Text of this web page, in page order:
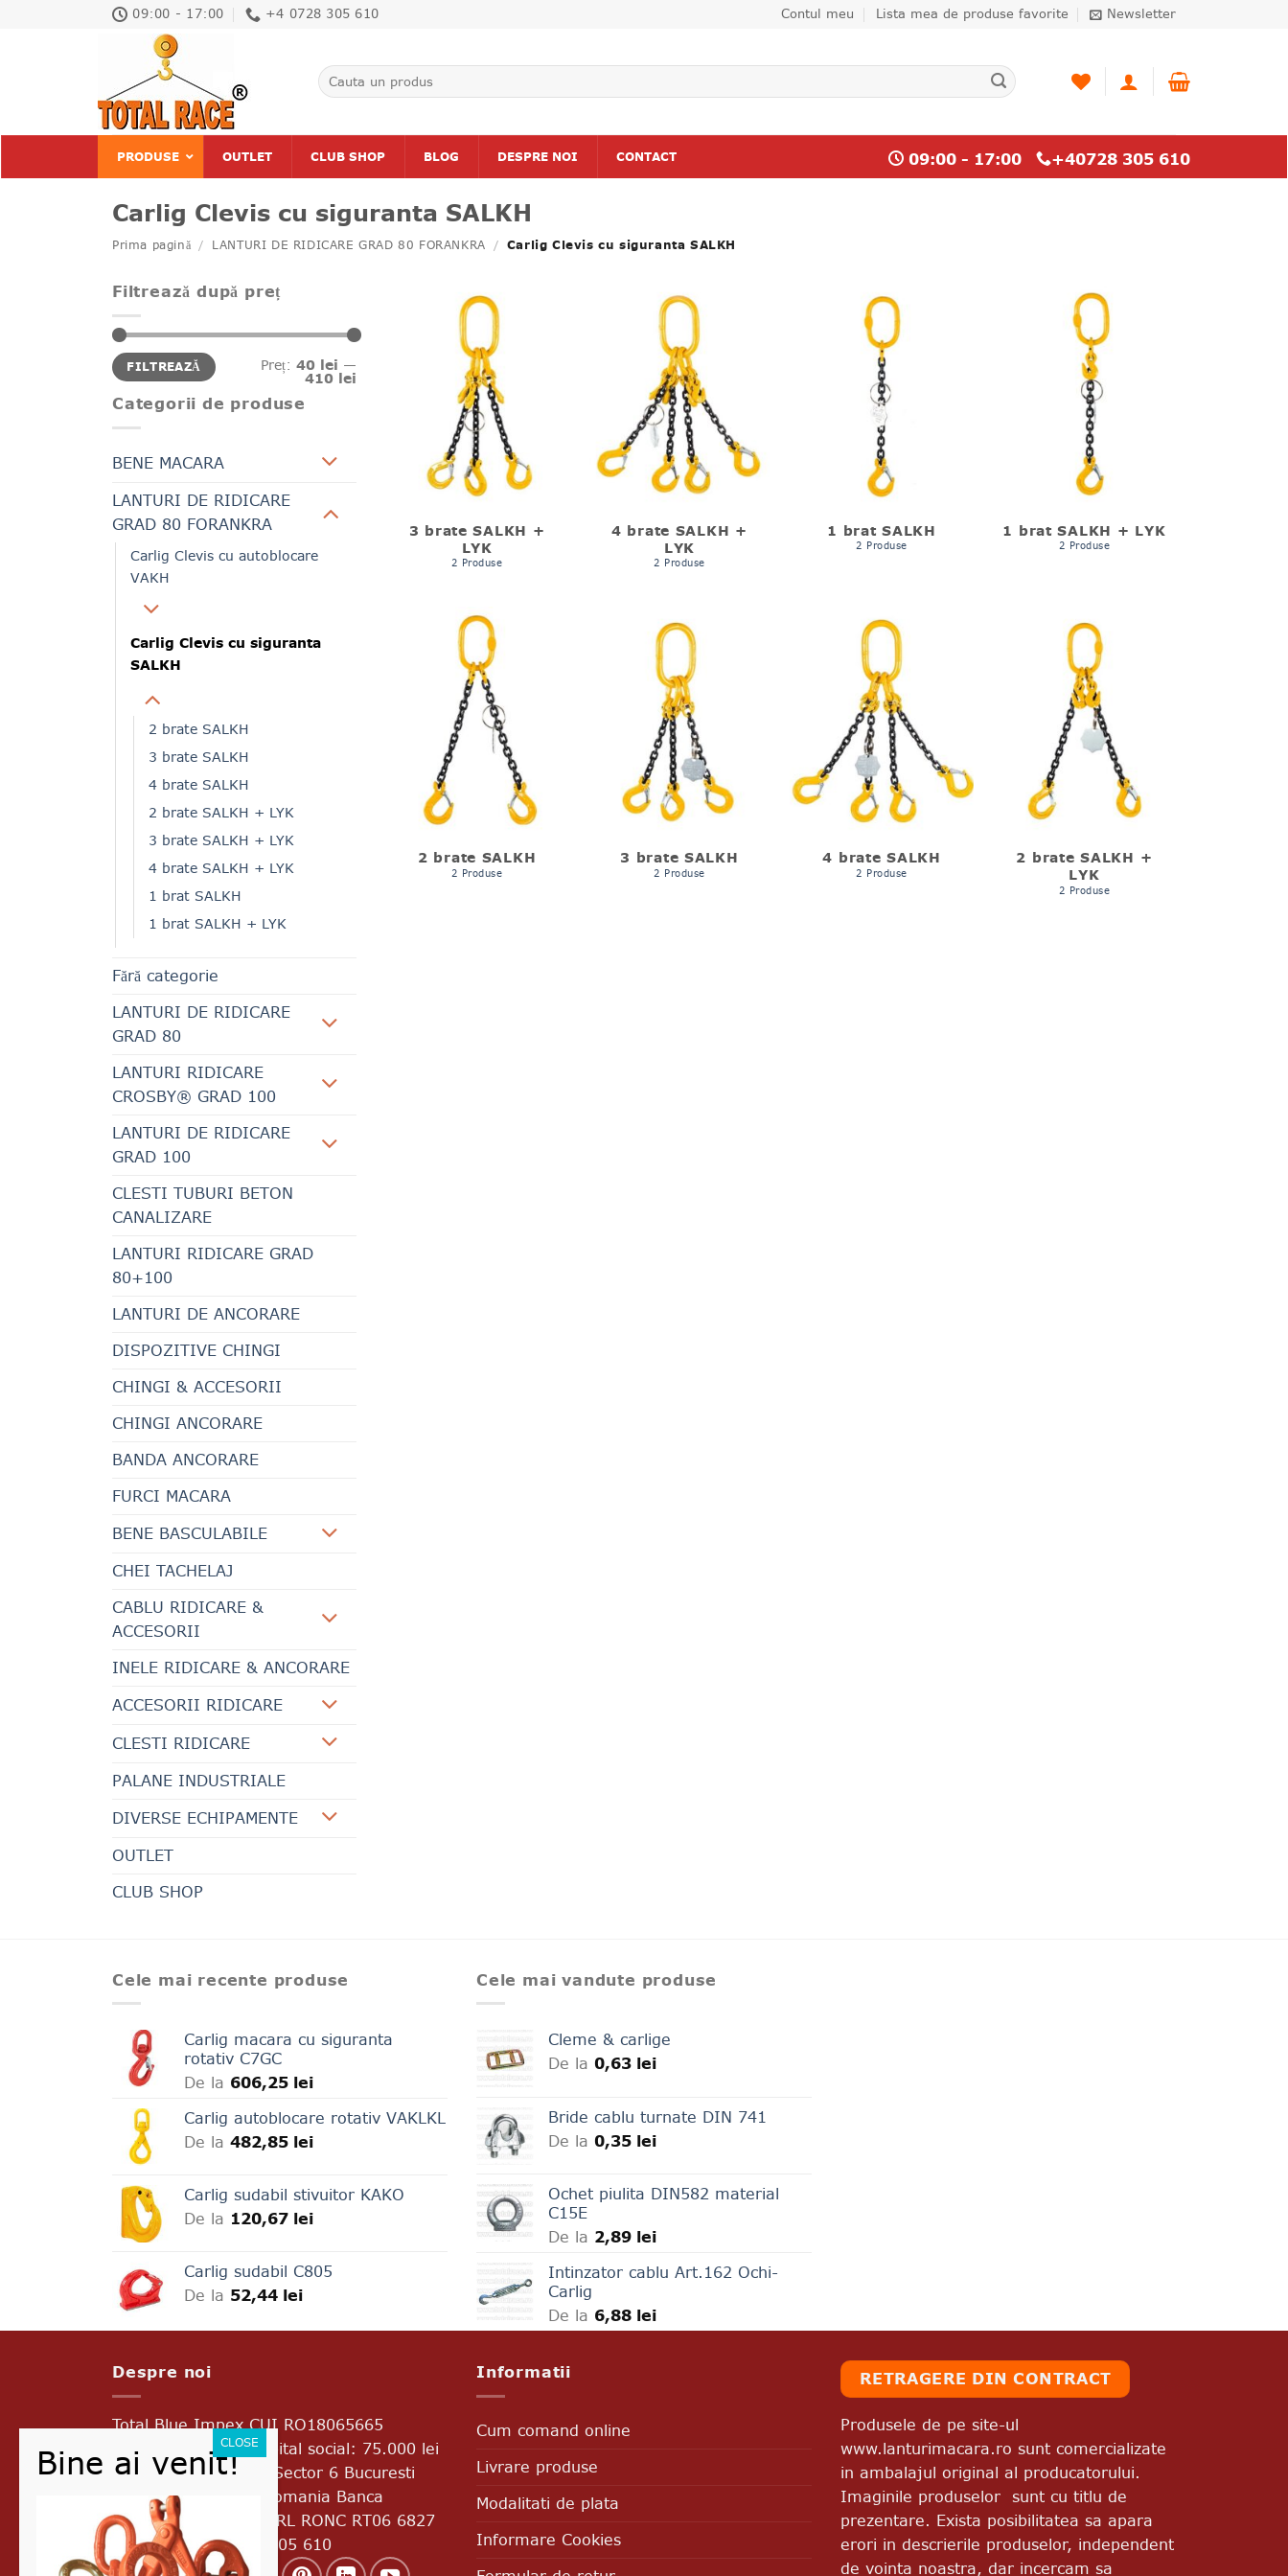
09:00 - 17:00 +4 0728 305 610 Contul meu Lista mea de produse favorite Newsletter
Caută
după:
PRODUSE OUTLET CLUB SHOP BLOG DESPRE NOI CONTACT 09:00 - 17:00 +40728 305 610
Carlig Clevis cu siguranta SALKH
Prima pagină / LANTURI DE RIDICARE GRAD 80 FORANKRA / Carlig Clevis cu siguranta SALKH
Filtrează după preț
Preț
minim
Preț
maxim
FILTREAZĂ Preț: 40 lei —
410 lei
Categorii de produse
BENE MACARA
LANTURI DE RIDICARE
GRAD 80 FORANKRA
Carlig Clevis cu autoblocare
VAKH
Carlig Clevis cu siguranta
SALKH
2 brate SALKH
3 brate SALKH
4 brate SALKH
2 brate SALKH + LYK
3 brate SALKH + LYK
4 brate SALKH + LYK
1 brat SALKH
1 brat SALKH + LYK
Fără categorie
LANTURI DE RIDICARE
GRAD 80
LANTURI RIDICARE
CROSBY® GRAD 100
LANTURI DE RIDICARE
GRAD 100
CLESTI TUBURI BETON
CANALIZARE
LANTURI RIDICARE GRAD
80+100
LANTURI DE ANCORARE
DISPOZITIVE CHINGI
CHINGI & ACCESORII
CHINGI ANCORARE
BANDA ANCORARE
FURCI MACARA
BENE BASCULABILE
CHEI TACHELAJ
CABLU RIDICARE &
ACCESORII
INELE RIDICARE & ANCORARE
ACCESORII RIDICARE
CLESTI RIDICARE
PALANE INDUSTRIALE
DIVERSE ECHIPAMENTE
OUTLET
CLUB SHOP
3 brate SALKH +
LYK
2 Produse
4 brate SALKH +
LYK
2 Produse
1 brat SALKH
2 Produse
1 brat SALKH + LYK
2 Produse
2 brate SALKH
2 Produse
3 brate SALKH
2 Produse
4 brate SALKH
2 Produse
2 brate SALKH +
LYK
2 Produse
Cele mai recente produse
Carlig macara cu siguranta
rotativ C7GC
De la 606,25 lei
Carlig autoblocare rotativ VAKLKL
De la 482,85 lei
Carlig sudabil stivuitor KAKO
De la 120,67 lei
Carlig sudabil C805
De la 52,44 lei
Cele mai vandute produse
Cleme & carlige
De la 0,63 lei
Bride cablu turnate DIN 741
De la 0,35 lei
Ochet piulita DIN582 material
C15E
De la 2,89 lei
Intinzator cablu Art.162 Ochi-
Carlig
De la 6,88 lei
Despre noi
Total Blue ImpexCUI RO18065665
J2005017776403 Capital social: 75.000 lei
Bd. Uverturii Nr.69A Sector 6 Bucuresti
Cod postal 060933 Romania Banca
Transilvania RO45 BTRL RONC RT06 6827
8601 Telefon: 0728 305 610
Informatii
Cum comand online
Livrare produse
Modalitati de plata
Informare Cookies
RETRAGERE DIN CONTRACT
Produsele de pe site-ul
www.lanturimacara.ro sunt comercializate
in ambalajul original al producatorului.
Imaginile produselor sunt cu titlu de
prezentare. Exista posibilitatea sa apara
erori in descrierile produselor, independent
de vointa noastra, dar incercam sa